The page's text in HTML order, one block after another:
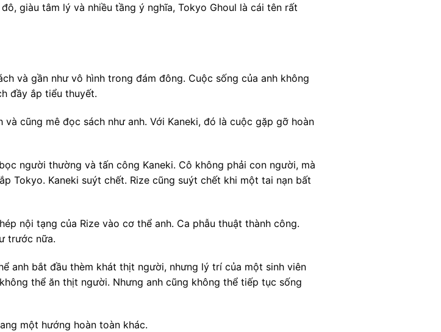
giàu tâm lý và nhiều tầng ý nghĩa, Tokyo Ghoul là cái tên rất
và gần như vô hình trong đám đông. Cuộc sống của anh không
đầy ắp tiểu thuyết.
cũng mê đọc sách như anh. Với Kaneki, đó là cuộc gặp gỡ hoàn
người thường và tấn công Kaneki. Cô không phải con người, mà
Tokyo. Kaneki suýt chết. Rize cũng suýt chết khi một tai nạn bất
nội tạng của Rize vào cơ thể anh. Ca phẫu thuật thành công.
trước nữa.
anh bắt đầu thèm khát thịt người, nhưng lý trí của một sinh viên
thể ăn thịt người. Nhưng anh cũng không thể tiếp tục sống
một hướng hoàn toàn khác.